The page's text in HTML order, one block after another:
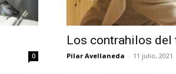
0
Los contrahilos del
Pilar Avellaneda - 11 julio, 2021